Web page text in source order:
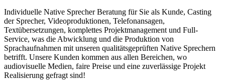
Individuelle Native Sprecher Beratung für Sie als Kunde, Casting
der Sprecher, Videoproduktionen, Telefonansagen,
Textübersetzungen, komplettes Projektmanagement und Full-
Service, was die Abwicklung und die Produktion von
Sprachaufnahmen mit unseren qualitätsgeprüften Native Sprechern
betrifft. Unsere Kunden kommen aus allen Bereichen, wo
audiovisuelle Medien, faire Preise und eine zuverlässige Projekt
Realisierung gefragt sind!